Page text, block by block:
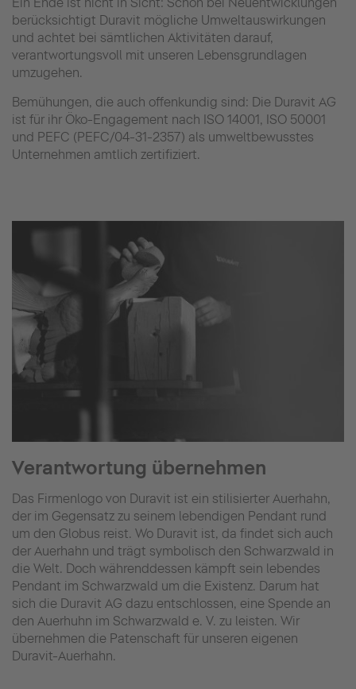
berücksichtigt Duravit mögliche Umweltauswirkungen
und achtet bei sämtlichen Aktivitäten darauf,
verantwortungsvoll mit unseren Lebensgrundlagen
umzugehen.
Bemühungen, die auch offenkundig sind: Die Duravit AG
ist für ihr Öko-Engagement nach ISO 14001, ISO 50001
und PEFC (PEFC/04-31-2357) als umweltbewusstes
Unternehmen amtlich zertifiziert.
Verantwortung übernehmen
Das Firmenlogo von Duravit ist ein stilisierter Auerhahn,
der im Gegensatz zu seinem lebendigen Pendant rund
um den Globus reist. Wo Duravit ist, da findet sich auch
der Auerhahn und trägt symbolisch den Schwarzwald in
die Welt. Doch währenddessen kämpft sein lebendes
Pendant im Schwarzwald um die Existenz. Darum hat
sich die Duravit AG dazu entschlossen, eine Spende an
den Auerhuhn im Schwarzwald e. V. zu leisten. Wir
übernehmen die Patenschaft für unseren eigenen
Duravit-Auerhahn.